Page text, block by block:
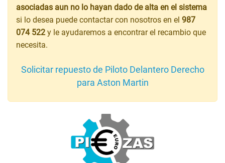
asociadas aun no lo hayan dado de alta en el sistema
si lo desea puede contactar con nosotros en el 987
074 522 y le ayudaremos a encontrar el recambio que
necesita.
Solicitar repuesto de Piloto Delantero Derecho
para Aston Martin